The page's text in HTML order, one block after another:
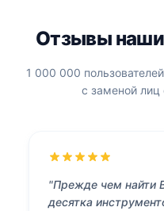
Отзывы
1 000 000
с заменой
"Прежде чем найти
десятка